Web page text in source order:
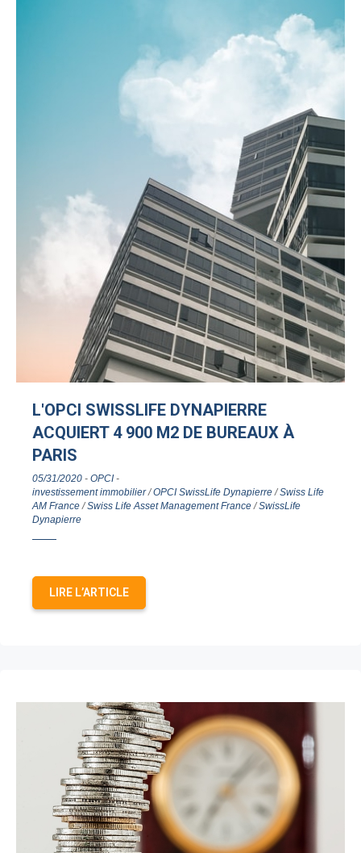
L'OPCI SWISSLIFE DYNAPIERRE
ACQUIERT 4 900 M2 DE BUREAUX À
PARIS
05/31/2020 - OPCI-
investissement immobilier/OPCI SwissLife Dynapierre/Swiss Life
AM France/Swiss Life Asset Management France/SwissLife
Dynapierre
LIRE L’ARTICLE